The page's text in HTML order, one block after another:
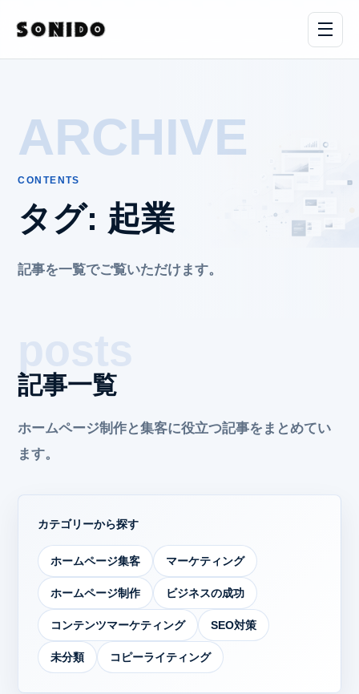
ARCHIVE
CONTENTS
タグ: 起業
記事を一覧でご覧いただけます。
記事一覧
ホームページ制作と集客に役立つ記事をまとめてい
ます。
カテゴリーから探す
ホームページ集客 マーケティング
ホームページ制作 ビジネスの成功
コンテンツマーケティング SEO対策
未分類 コピーライティング